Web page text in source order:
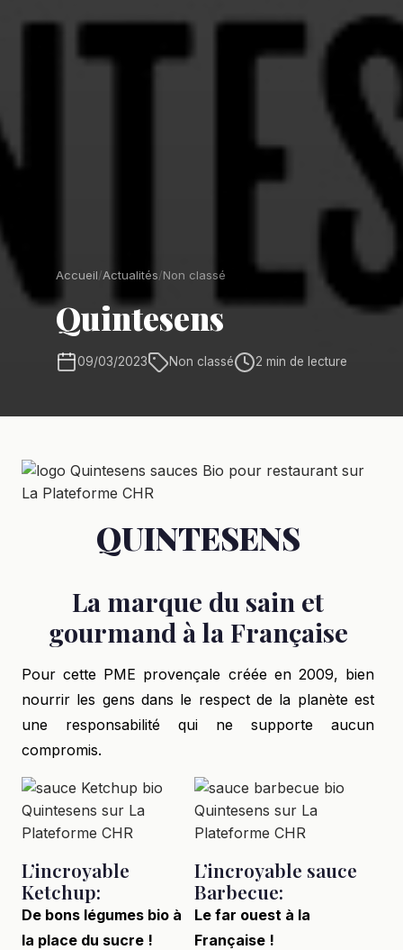
Accueil/Actualités/Non classé
Quintesens
09/03/2023 Non classé 2 min de lecture
QUINTESENS
La marque du sain et
gourmand à la Française
Pour cette PME provençale créée en 2009, bien
nourrir les gens dans le respect de la planète est
une responsabilité qui ne supporte aucun
compromis.
L’incroyable
Ketchup:
De bons légumes bio à
la place du sucre !
L’incroyable sauce
Barbecue:
Le far ouest à la
Française !